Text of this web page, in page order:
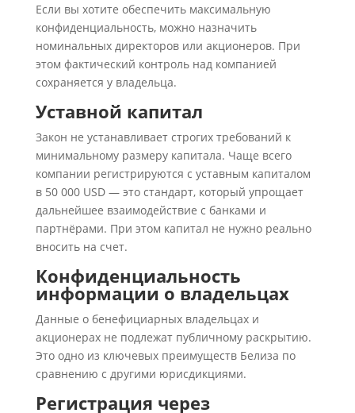
Если вы хотите обеспечить максимальную
конфиденциальность, можно назначить
номинальных директоров или акционеров. При
этом фактический контроль над компанией
сохраняется у владельца.
Уставной капитал
Закон не устанавливает строгих требований к
минимальному размеру капитала. Чаще всего
компании регистрируются с уставным капиталом
в 50 000 USD — это стандарт, который упрощает
дальнейшее взаимодействие с банками и
партнёрами. При этом капитал не нужно реально
вносить на счет.
Конфиденциальность
информации о владельцах
Данные о бенефициарных владельцах и
акционерах не подлежат публичному раскрытию.
Это одно из ключевых преимуществ Белиза по
сравнению с другими юрисдикциями.
Регистрация через